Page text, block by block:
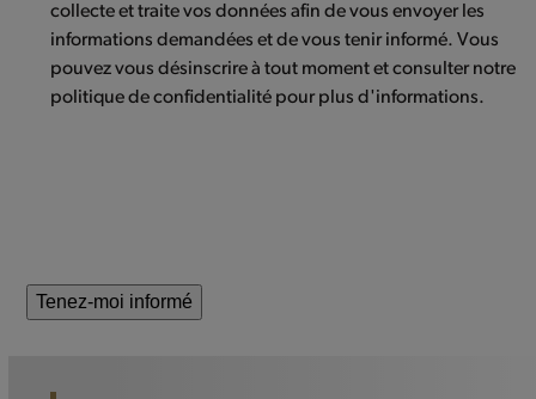
collecte et traite vos données afin de vous envoyer les
informations demandées et de vous tenir informé. Vous
pouvez vous désinscrire à tout moment et consulter notre
politique de confidentialité pour plus d'informations.
Tenez-moi informé